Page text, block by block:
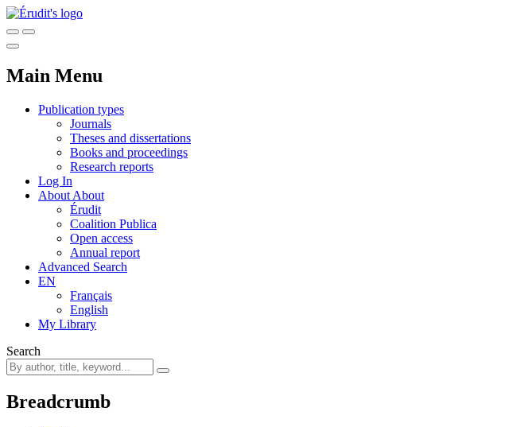
Main Menu
Publication types
Journals
Theses and dissertations
Books and proceedings
Research reports
Log In
About About
Érudit
Coalition Publica
Open access
Annual report
Advanced Search
EN
Français
English
My Library
Search
Breadcrumb